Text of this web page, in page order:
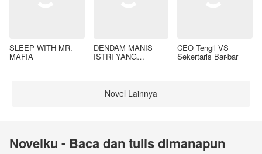
SLEEP WITH MR.
MAFIA
DENDAM MANIS
ISTRI YANG
CEO Tengil VS
Sekertaris Bar-bar
Novel Lainnya
Novelku - Baca dan tulis dimanapun